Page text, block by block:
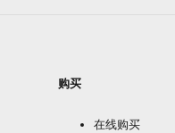
购买
在线购买